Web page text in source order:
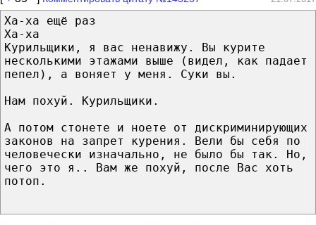
Ха-ха ещё раз
Ха-ха
Курильщики, я вас ненавижу. Вы курите
несколькими этажами выше (видел, как падает
пепел), а воняет у меня. Суки вы.
Нам похуй. Курильщики.
А потом стонете и ноете от дискриминирующих
законов на запрет курения. Вели бы себя по
человечески изначально, не было бы так. Но,
чего это я.. Вам же похуй, после Вас хоть
потоп.